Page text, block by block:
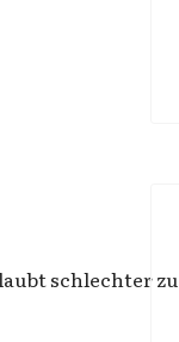
schlechter zu